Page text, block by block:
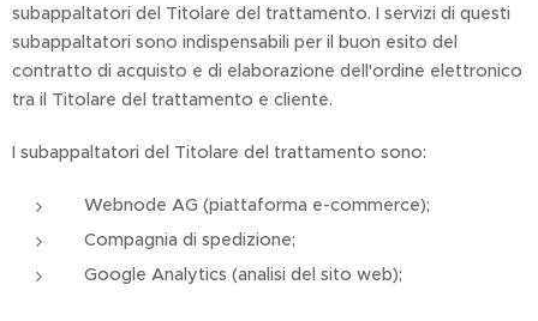
subappaltatori del Titolare del trattamento. I servizi di questi
subappaltatori sono indispensabili per il buon esito del
contratto di acquisto e di elaborazione dell'ordine elettronico
tra il Titolare del trattamento e cliente.
I subappaltatori del Titolare del trattamento sono:
Webnode AG (piattaforma e-commerce);
Compagnia di spedizione;
Google Analytics (analisi del sito web);